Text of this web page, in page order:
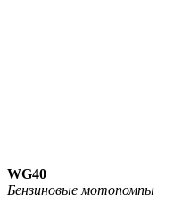
WG40
Бензиновые мотопомпы